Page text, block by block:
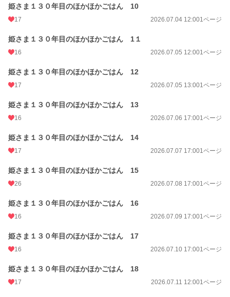
姫さま１３０年目のほかほかごはん 10
17 2026.07.04 12:001ページ
姫さま１３０年目のほかほかごはん 1１
16 2026.07.05 12:001ページ
姫さま１３０年目のほかほかごはん 12
17 2026.07.05 13:001ページ
姫さま１３０年目のほかほかごはん 13
16 2026.07.06 17:001ページ
姫さま１３０年目のほかほかごはん 14
17 2026.07.07 17:001ページ
姫さま１３０年目のほかほかごはん 15
26 2026.07.08 17:001ページ
姫さま１３０年目のほかほかごはん 16
16 2026.07.09 17:001ページ
姫さま１３０年目のほかほかごはん 17
16 2026.07.10 17:001ページ
姫さま１３０年目のほかほかごはん 18
17 2026.07.11 12:001ページ